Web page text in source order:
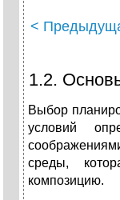
<
1.2.
Выбор
условий
среды,
композицию.